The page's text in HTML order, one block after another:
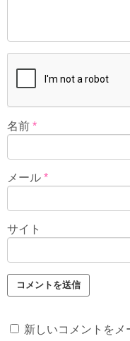
名前 *
メール *
サイト
新しいコメントをメ